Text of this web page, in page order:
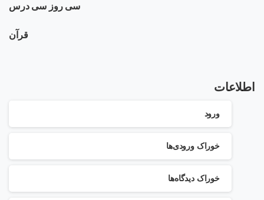
سی روز سی درس
قرآن
اطلاعات
ورود
خوراک ورودی‌ها
خوراک دیدگاه‌ها